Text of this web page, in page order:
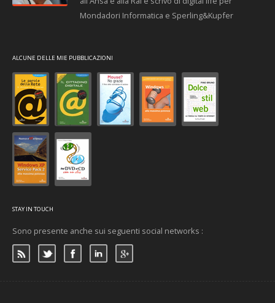
Mondadori Informatica e Sperling&Kupfer
ALCUNE DELLE MIE PUBBLICAZIONI
STAY IN TOUCH
Sono presente anche sui seguenti social networks :